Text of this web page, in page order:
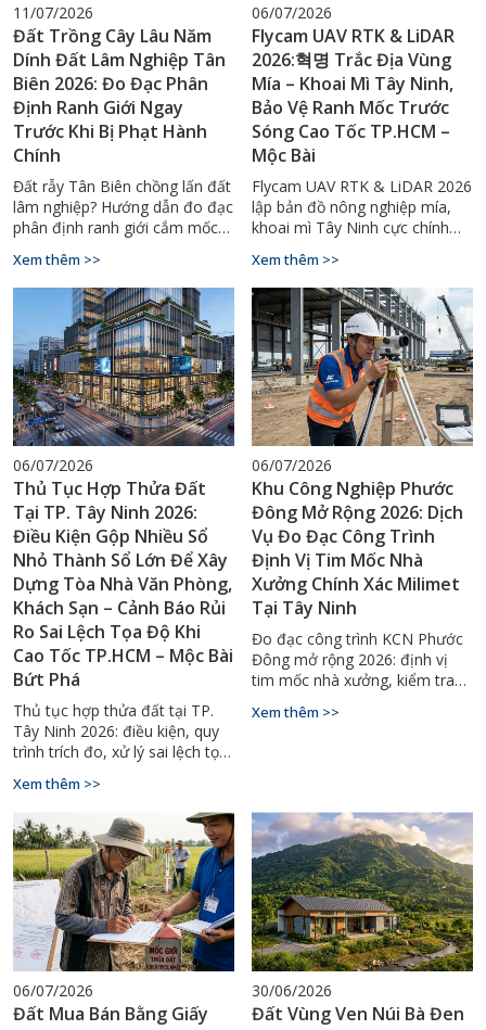
11/07/2026
Đất Trồng Cây Lâu Năm
Dính Đất Lâm Nghiệp Tân
Biên 2026: Đo Đạc Phân
Định Ranh Giới Ngay
Trước Khi Bị Phạt Hành
Chính
Đất rẫy Tân Biên chồng lấn đất
lâm nghiệp? Hướng dẫn đo đạc
phân định ranh giới cắm mốc
phạt. Gọi ngay 0929.88.66.99.
Xem thêm >>
06/07/2026
Flycam UAV RTK & LiDAR
2026:혁명 Trắc Địa Vùng
Mía – Khoai Mì Tây Ninh,
Bảo Vệ Ranh Mốc Trước
Sóng Cao Tốc TP.HCM –
Mộc Bài
Flycam UAV RTK & LiDAR 2026
lập bản đồ nông nghiệp mía,
khoai mì Tây Ninh cực chính
cao tốc Mộc Bài. Gọi
0929.88.66.99.
Xem thêm >>
06/07/2026
Thủ Tục Hợp Thửa Đất
Tại TP. Tây Ninh 2026:
Điều Kiện Gộp Nhiều Sổ
Nhỏ Thành Sổ Lớn Để Xây
Dựng Tòa Nhà Văn Phòng,
Khách Sạn – Cảnh Báo Rủi
Ro Sai Lệch Tọa Độ Khi
Cao Tốc TP.HCM – Mộc Bài
Bứt Phá
Thủ tục hợp thửa đất tại TP.
Tây Ninh 2026: điều kiện, quy
trình trích đo, xử lý sai lệch tọa
0929.88.66.99.
Xem thêm >>
06/07/2026
Khu Công Nghiệp Phước
Đông Mở Rộng 2026: Dịch
Vụ Đo Đạc Công Trình
Định Vị Tim Mốc Nhà
Xưởng Chính Xác Milimet
Tại Tây Ninh
Đo đạc công trình KCN Phước
Đông mở rộng 2026: định vị
tim mốc nhà xưởng, kiểm tra
thép chuẩn milimet. Gọi
Xem thêm >>
06/07/2026
Đất Mua Bán Bằng Giấy
30/06/2026
Đất Vùng Ven Núi Bà Đen